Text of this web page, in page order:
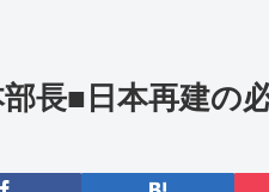
長■日本再建の